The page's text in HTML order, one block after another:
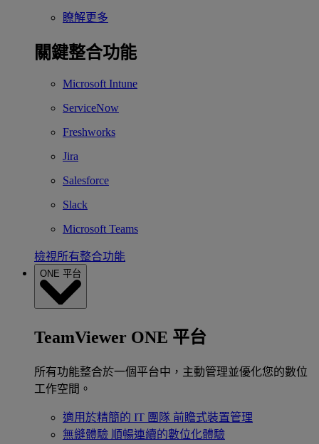
瞭解更多
關鍵整合功能
Microsoft Intune
ServiceNow
Freshworks
Jira
Salesforce
Slack
Microsoft Teams
檢視所有整合功能
ONE 平台
TeamViewer ONE 平台
所有功能整合於一個平台中，主動管理並優化您的數位
工作空間。
適用於精簡的 IT 團隊 前瞻式裝置管理
無縫體驗 順暢連續的數位化體驗